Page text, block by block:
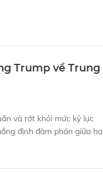
Trump về Trung
và rớt khỏi mức kỷ lục
định đàm phán giữa